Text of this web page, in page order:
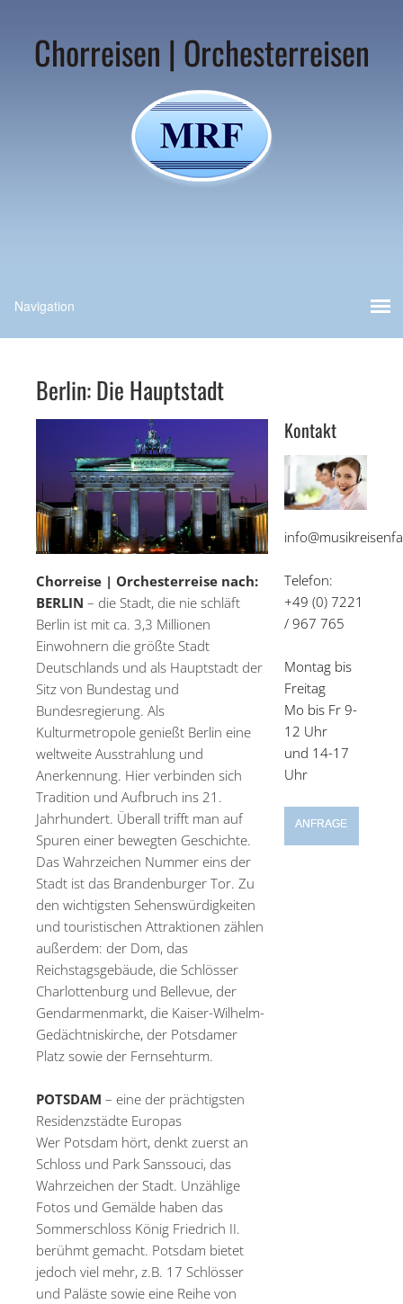
Chorreisen | Orchesterreisen
Berlin: Die Hauptstadt
Chorreise | Orchesterreise nach:
BERLIN – die Stadt, die nie schläft
Berlin ist mit ca. 3,3 Millionen
Einwohnern die größte Stadt
Deutschlands und als Hauptstadt der
Sitz von Bundestag und
Bundesregierung. Als
Kulturmetropole genießt Berlin eine
weltweite Ausstrahlung und
Anerkennung. Hier verbinden sich
Tradition und Aufbruch ins 21.
Jahrhundert. Überall trifft man auf
Spuren einer bewegten Geschichte.
Das Wahrzeichen Nummer eins der
Stadt ist das Brandenburger Tor. Zu
den wichtigsten Sehenswürdigkeiten
und touristischen Attraktionen zählen
außerdem: der Dom, das
Reichstagsgebäude, die Schlösser
Charlottenburg und Bellevue, der
Gendarmenmarkt, die Kaiser-Wilhelm-
Gedächtniskirche, der Potsdamer
Platz sowie der Fernsehturm.
POTSDAM – eine der prächtigsten
Residenzstädte Europas
Wer Potsdam hört, denkt zuerst an
Schloss und Park Sanssouci, das
Wahrzeichen der Stadt. Unzählige
Fotos und Gemälde haben das
Sommerschloss König Friedrich II.
berühmt gemacht. Potsdam bietet
jedoch viel mehr, z.B. 17 Schlösser
und Paläste sowie eine Reihe von
Kontakt
Telefon:
+49 (0) 7221
/ 967 765
Montag bis
Freitag
Mo bis Fr 9-
12 Uhr
und 14-17
Uhr
ANFRAGE